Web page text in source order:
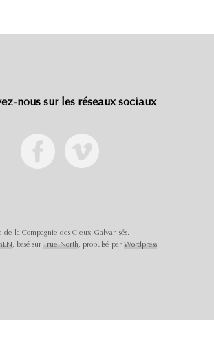
nous sur les réseaux sociaux
de la Compagnie des Cieux Galvanisés.
, basé sur True North, propulsé par Wordpress.